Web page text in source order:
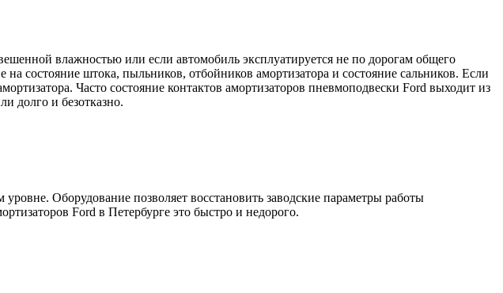
влажностью или если автомобиль эксплуатируется не по дорогам общего
состояние штока, пыльников, отбойников амортизатора и состояние сальников. Если
Часто состояние контактов амортизаторов пневмоподвески Ford выходит из
долго и безотказно.
Оборудование позволяет восстановить заводские параметры работы
Ford в Петербурге это быстро и недорого.